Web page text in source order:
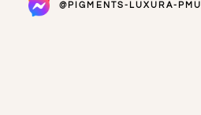
@PIGMENTS-LUXURA-PMU